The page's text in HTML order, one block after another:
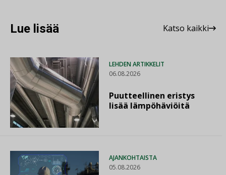
Lue lisää Katso kaikki
LEHDEN ARTIKKELIT
06.08.2026
Puutteellinen eristys
lisää lämpöhäviöitä
AJANKOHTAISTA
05.08.2026